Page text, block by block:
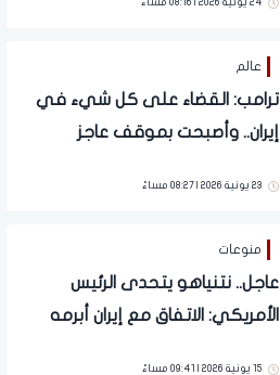
24 يونية 2026 | 08:16 مساءً
عالم
ترامب: القضاء على كل شيء في
إيران.. وأصبحت بموقف عاجز
23 يونية 2026 | 08:27 مساءً
منوعات
عاجل.. نتنياهو يتحدى الرئيس
الأمريكي: الاتفاق مع إيران أبرمه
15 يونية 2026 | 09:41 مساءً